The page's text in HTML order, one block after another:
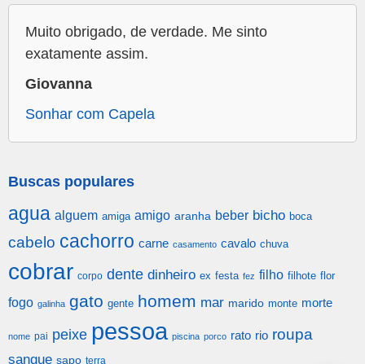
Muito obrigado, de verdade. Me sinto
exatamente assim.
Giovanna
Sonhar com Capela
Buscas populares
agua alguem amiga amigo aranha beber bicho boca
cabelo cachorro carne casamento cavalo chuva
cobrar corpo dente dinheiro ex festa fez filho filhote flor
fogo galinha gato gente homem mar marido monte morte
nome pai peixe pessoa piscina porco rato rio roupa
sangue sapo terra